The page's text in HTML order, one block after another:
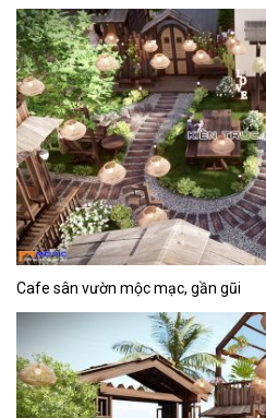
Cafe sân vườn mộc mạc, gần gũi